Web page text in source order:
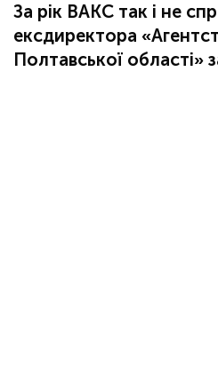
За рік ВАКС так і не
ексдиректора
Полтавської області»